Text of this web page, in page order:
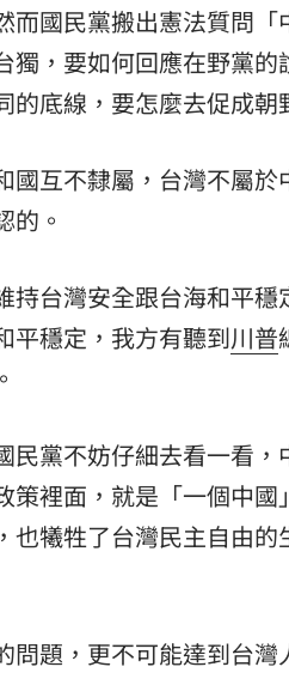
國民黨搬出憲法質問「
，要如何回應在野黨
底線，要怎麼去促成朝
互不隸屬，台灣不屬
的。
台灣安全跟台海和平
平穩定，我方有聽到川普
黨不妨仔細去看一看
裡面，就是「一個中
也犧牲了台灣民主自由
題，更不可能達到台灣